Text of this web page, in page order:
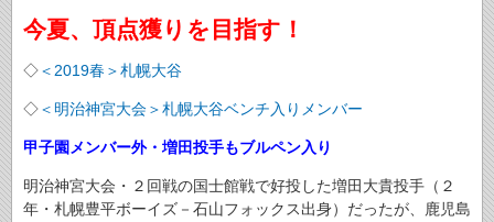
今夏、頂点獲りを目指す！
◇＜2019春＞札幌大谷
◇＜明治神宮大会＞札幌大谷ベンチ入りメンバー
甲子園メンバー外・増田投手もブルペン入り
明治神宮大会・２回戦の国士館戦で好投した増田大貴投手（２
年・札幌豊平ボーイズ－石山フォックス出身）だったが、鹿児島